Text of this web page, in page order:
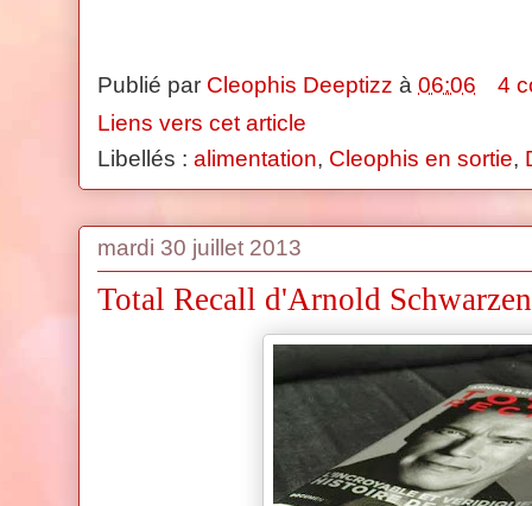
Publié par Cleophis Deeptizz à 06:06
4
Liens vers cet article
Libellés : alimentation, Cleophis en sortie,
mardi 30 juillet 2013
Total Recall d'Arnold